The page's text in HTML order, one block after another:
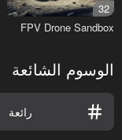
32
FPV Drone Sandbox
الوسوم الشائعة
رائعة